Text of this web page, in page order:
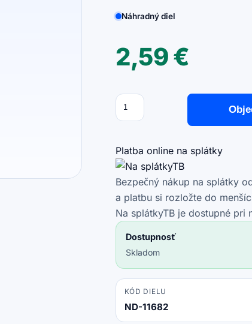
Náhradný diel
2,59€
Množstvo
množstvo
Xiaomi
Note
14
Pro
4G
24116RACCG
-
Batériový
Kryt
(Ocean
Blue)
Platba online na splátky
Bezpečný nákup na splátky
a platbu si rozložte do
Na splátkyTB je dostupné
Dostupnosť
Skladom
KÓD DIELU
ND-11682